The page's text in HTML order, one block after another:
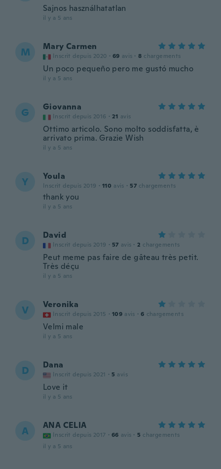
Sajnos használhatatlan
il y a 5 ans
M Mary Carmen
Inscrit depuis 2020 · 69 avis · 8 chargements
Un poco pequeño pero me gustó mucho
il y a 5 ans
G Giovanna
Inscrit depuis 2016 · 21 avis
Ottimo articolo. Sono molto soddisfatta, è
arrivato prima. Grazie Wish
il y a 5 ans
Y Youla
Inscrit depuis 2019 · 110 avis · 57 chargements
thank you
il y a 5 ans
D David
Inscrit depuis 2019 · 57 avis · 2 chargements
Peut meme pas faire de gâteau très petit.
Très déçu
il y a 5 ans
V Veronika
Inscrit depuis 2015 · 109 avis · 6 chargements
Velmi male
il y a 5 ans
D Dana
Inscrit depuis 2021 · 5 avis
Love it
il y a 5 ans
A ANA CELIA
Inscrit depuis 2017 · 66 avis · 5 chargements
il y a 5 ans